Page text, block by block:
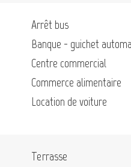
Arrêt bus
Banque - guichet
Centre commercial
Commerce alimentaire
Location de voiture
Terrasse